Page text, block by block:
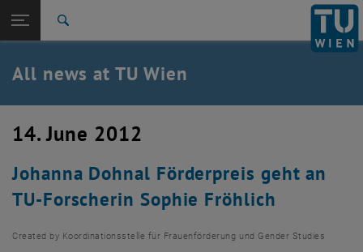
TU Login
Quicklinks
Toggle quicklinks menu
Studies
Career
Back: list subpages of parent page TU Wien Homepage
Back to:
TU Wien Homepage
Overview
All news at TU Wien
14. June 2012
Johanna Dohnal Förderpreis geht an
TU-Forscherin Sophie Fröhlich
Created by Koordinationsstelle für Frauenförderung und Gender Studies